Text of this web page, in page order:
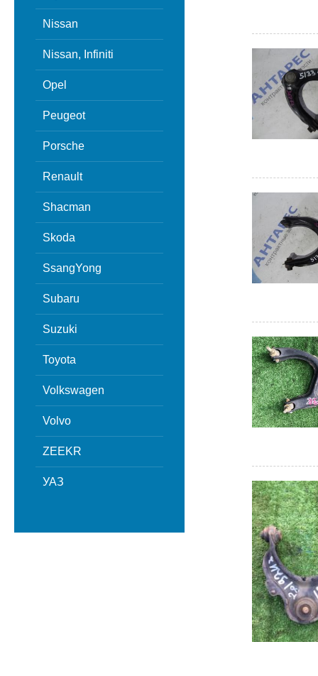
Nissan
Nissan, Infiniti
Opel
Peugeot
Porsche
Renault
Shacman
Skoda
SsangYong
Subaru
Suzuki
Toyota
Volkswagen
Volvo
ZEEKR
УАЗ